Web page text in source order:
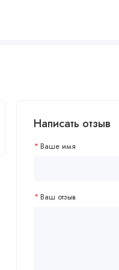
Написать отзыв
Ваше имя
Ваш отзыв